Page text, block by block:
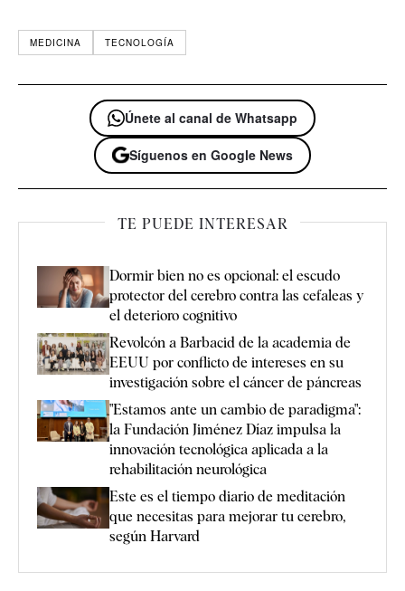
MEDICINA TECNOLOGÍA
Únete al canal de Whatsapp
Síguenos en Google News
TE PUEDE INTERESAR
Dormir bien no es opcional: el escudo
protector del cerebro contra las cefaleas y
el deterioro cognitivo
Revolcón a Barbacid de la academia de
EEUU por conflicto de intereses en su
investigación sobre el cáncer de páncreas
"Estamos ante un cambio de paradigma":
la Fundación Jiménez Díaz impulsa la
innovación tecnológica aplicada a la
rehabilitación neurológica
Este es el tiempo diario de meditación
que necesitas para mejorar tu cerebro,
según Harvard